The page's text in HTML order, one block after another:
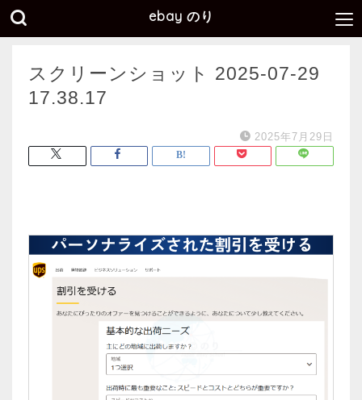
ebay のり
スクリーンショット 2025-07-29
17.38.17
2025年7月29日